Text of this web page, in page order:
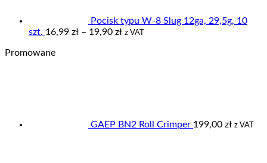
Pocisk typu W-8 Slug 12ga, 29,5g, 10
szt. 16,99 zł – 19,90 złZakres
z VAT
Promowane
GAEP BN2 Roll Crimper 199,00 zł z VAT